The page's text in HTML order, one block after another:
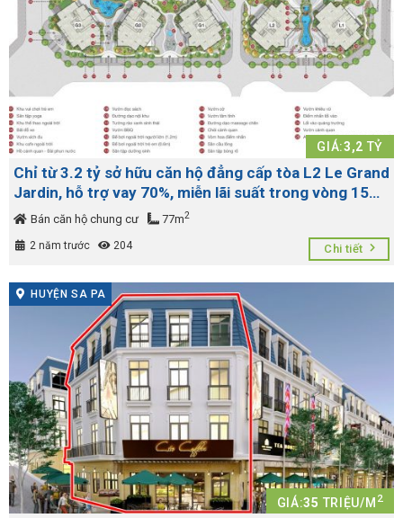
GIÁ:3,2 TỶ
Chỉ từ 3.2 tỷ sở hữu căn hộ đẳng cấp tòa L2 Le Grand
Jardin, hỗ trợ vay 70%, miễn lãi suất trong vòng 15
thángBán căn hộ chung cư 77m2
2 năm trước 204 Chi tiết
HUYỆN SA PA
GIÁ:35 TRIỆU/M 2